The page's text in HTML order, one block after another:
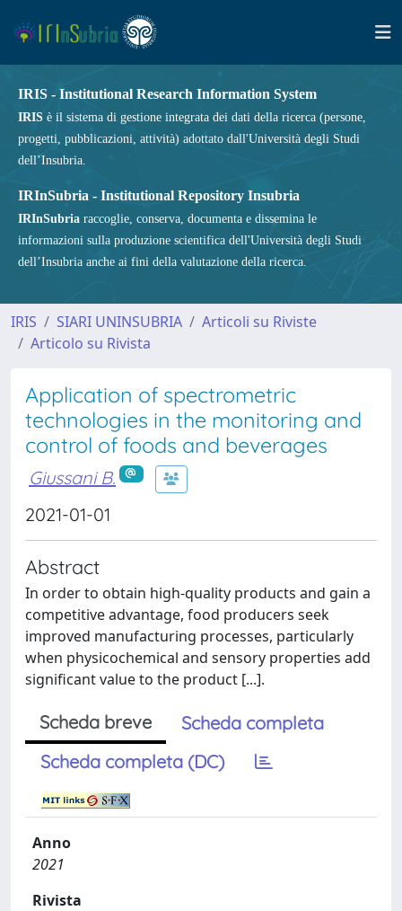
IRIS - Institutional Research Information System
IRIS è il sistema di gestione integrata dei dati della ricerca (persone,
progetti, pubblicazioni, attività) adottato dall'Università degli Studi
dell’Insubria.
IRInSubria - Institutional Repository Insubria
IRInSubria raccoglie, conserva, documenta e dissemina le
informazioni sulla produzione scientifica dell'Università degli Studi
dell’Insubria anche ai fini della valutazione della ricerca.
IRIS SIARI UNINSUBRIA
Articoli su Riviste
Articolo su Rivista
Application of spectrometric
technologies in the monitoring and
control of foods and beverages
Giussani B.
2021-01-01
Abstract
In order to obtain high-quality products and gain a
competitive advantage, food producers seek
improved manufacturing processes, particularly
when physicochemical and sensory properties add
significant value to the product [...].
Scheda breve
Scheda completa
Scheda completa (DC)
Anno
2021
Rivista